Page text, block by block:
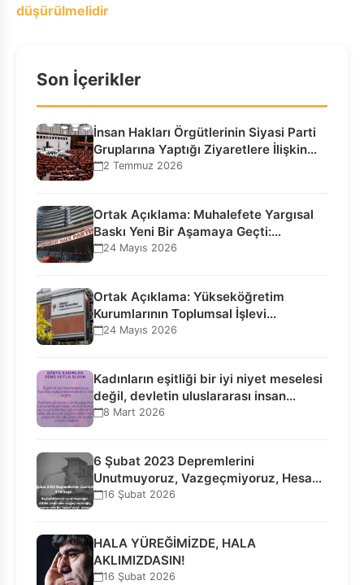
düşürülmelidir
Son İçerikler
İnsan Hakları Örgütlerinin Siyasi Parti
Gruplarına Yaptığı Ziyaretlere İlişkin
Bilgilendirme…
2 Temmuz 2026
Ortak Açıklama: Muhalefete Yargısal
Baskı Yeni Bir Aşamaya Geçti:
Seçilmiş…
24 Mayıs 2026
Ortak Açıklama: Yükseköğretim
Kurumlarının Toplumsal İşlevi
Kurucularının Ticari Akıbetine
24 Mayıs 2026
Kadınların eşitliği bir iyi niyet meselesi
değil, devletin uluslararası insan…
8 Mart 2026
6 Şubat 2023 Depremlerini
Unutmuyoruz, Vazgeçmiyoruz, Hesap
Sorulmasını İstiyoruz!
16 Şubat 2026
HALA YÜREĞİMİZDE, HALA
AKLIMIZDASIN!
16 Şubat 2026